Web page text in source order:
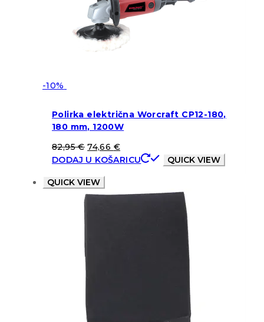
-10%
Polirka električna Worcraft CP12-180,
180 mm, 1200W
82,95€ 74,66 €
DODAJ U KOŠARICU
QUICK VIEW
QUICK VIEW